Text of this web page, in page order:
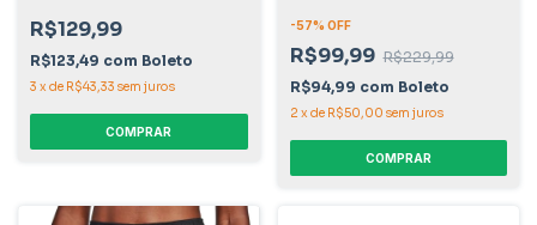
R$129,99
R$123,49 com Boleto
3 x de R$43,33 sem juros
COMPRAR
-57% OFF
R$99,99 R$229,99
R$94,99 com Boleto
2 x de R$50,00 sem juros
COMPRAR